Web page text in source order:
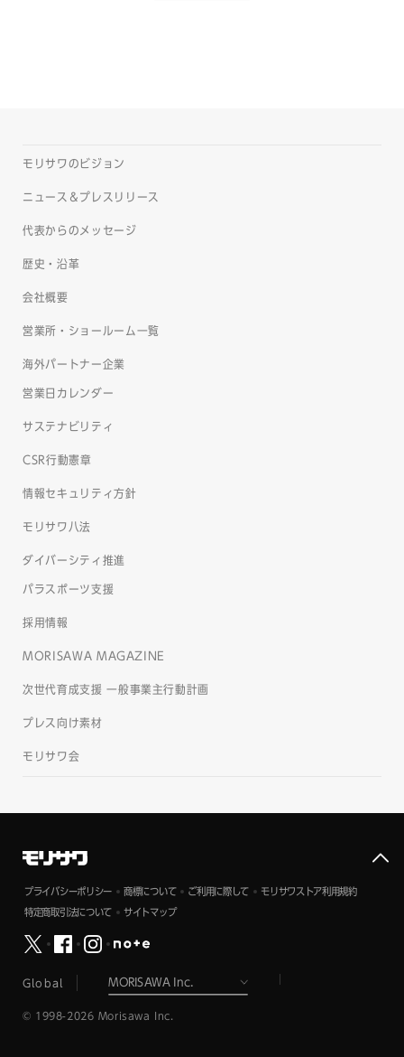
モリサワのビジョン
ニュース＆プレスリリース
代表からのメッセージ
歴史・沿革
会社概要
営業所・ショールーム一覧
海外パートナー企業
営業日カレンダー
サステナビリティ
CSR行動憲章
情報セキュリティ方針
モリサワ八法
ダイバーシティ推進
パラスポーツ支援
採用情報
MORISAWA MAGAZINE
次世代育成支援 一般事業主行動計画
プレス向け素材
モリサワ会
プライバシーポリシー 商標について ご利用に際して モリサワストア利用規約
特定商取引法について サイトマップ
Global
© 1998-2026 Morisawa Inc.